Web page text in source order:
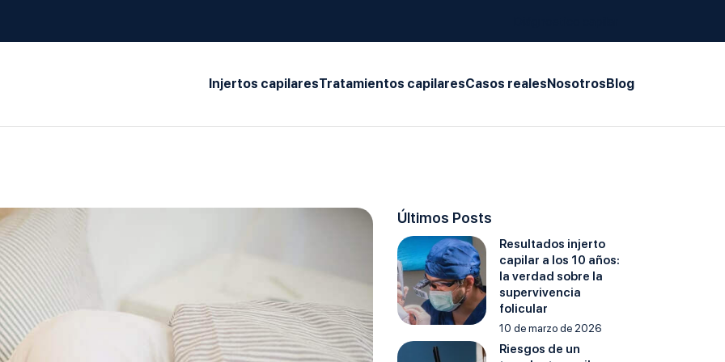
Injertos capilaresTratamientos capilaresCasos realesNosotrosBlog
Últimos Posts
Resultados injerto
capilar a los 10 años:
la verdad sobre la
supervivencia
folicular
10 de marzo de 2026
Riesgos de un